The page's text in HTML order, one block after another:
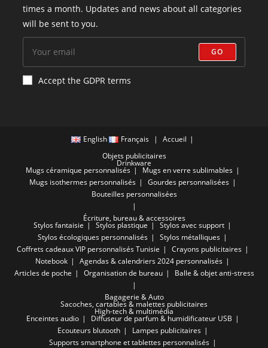
times a month. Updates and news about all categories
will be sent to you.
GO
Accept the GDPR terms
English Français
Accueil
Objets publicitaires
Drinkware
Mugs céramique personnalisés
Mugs en verre sublimables
Mugs isothermes personnalisés
Gourdes personnalisées
Bouteilles personnalisées
Écriture, bureau & accessoires
Stylos fantaisie Stylos plastique
Stylos avec support
Stylos écologiques personnalisés
Stylos métalliques
Coffrets cadeaux VIP personnalisés Tunisie
Crayons publicitaires
Notebook
Agendas & calendriers 2024 personnalisés
Articles de poche
Organisation de bureau Balle & objet anti-stress
Bagagerie & Auto
Sacoches, cartables & malettes publicitaires
High-tech & multimédia
Enceintes audio
Diffuseur de parfum & humidificateur USB
Ecouteurs blutooth
Lampes publicitaires
Supports smartphone et tablettes personnalisés